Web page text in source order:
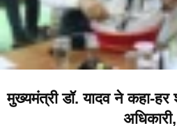
मुख्यमंत्री डॉ. यादव ने कहा-हर